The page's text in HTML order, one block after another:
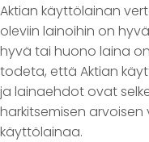
Aktian käyttölainan
oleviin lainoihin on
hyvä tai huono laina
todeta, että Aktian
ja lainaehdot ovat
harkitsemisen
käyttölainaa.